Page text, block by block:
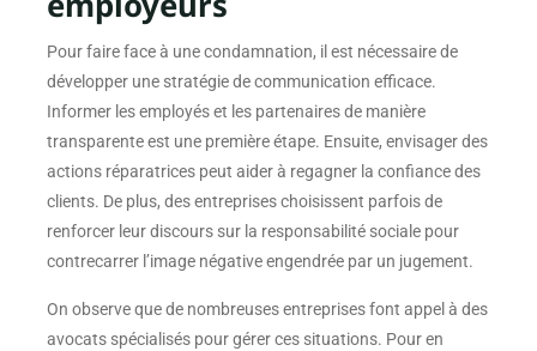
Pour faire face à une condamnation, il est nécessaire de
développer une stratégie de communication efficace.
Informer les employés et les partenaires de manière
transparente est une première étape. Ensuite, envisager des
actions réparatrices peut aider à regagner la confiance des
clients. De plus, des entreprises choisissent parfois de
renforcer leur discours sur la responsabilité sociale pour
contrecarrer l’image négative engendrée par un jugement.
On observe que de nombreuses entreprises font appel à des
avocats spécialisés pour gérer ces situations. Pour en